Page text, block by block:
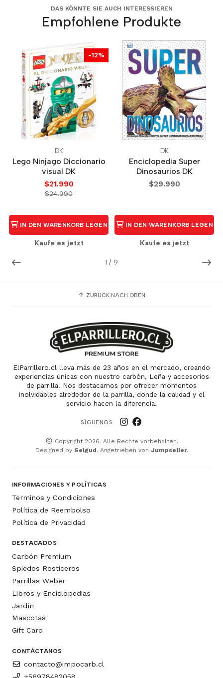
DAS KÖNNTE SIE AUCH INTERESSIEREN
Empfohlene Produkte
1 / 9
-12%
DK
Lego Ninjago Diccionario
visual DK
$21.990
$24.990
IN DEN WARENKORB LEGEN
Kaufe es jetzt
DK
Enciclopedia Super
Dinosaurios DK
$29.990
IN DEN WARENKORB LEGEN
Kaufe es jetzt
ZURÜCK NACH OBEN
ElParrillero.cl lleva más de 23 años en el mercado, creando
experiencias únicas con nuestro carbón, Leña y accesorios
de parrilla. Nos destacamos por ofrecer momentos
inolvidables alrededor de la parrilla, donde la calidad y el
servicio hacen la diferencia.
SÍGUENOS
Copyright 2026. Alle Rechte vorbehalten.
Designed by Selgud. Angetrieben von Jumpseller.
INFORMACIONES Y POLÍTICAS
Terminos y Condiciones
Política de Reembolso
Política de Privacidad
DESTACADOS
Carbón Premium
Spiedos Rosticeros
Parrillas Weber
Libros y Enciclopedias
Jardín
Mascotas
Gift Card
CONTÁCTANOS
contacto@impocarb.cl
+56978482058